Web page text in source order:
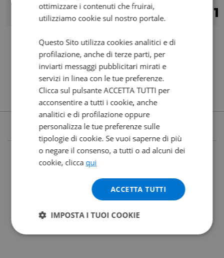
5.690 € 108 /mese
ottimizzare i contenuti che fruirai,
utilizziamo cookie sul nostro portale.
Questo Sito utilizza cookies analitici e di
profilazione, anche di terze parti, per
inviarti messaggi pubblicitari mirati e
servizi in linea con le tue preferenze.
Clicca sul pulsante ACCETTA TUTTI per
acconsentire a tutti i cookie, anche
analitici e di profilazione oppure
personalizza le tue preferenze sulle
tipologie di cookie. Se vuoi saperne di più
o negare il consenso, a tutti o ad alcuni dei
cookie, clicca qui
ACCETTA TUTTI
IMPOSTA I TUOI COOKIE